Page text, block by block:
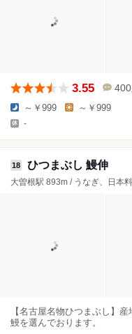
3.55 400
～￥999 ～￥999
-
18 ひつまぶし 鰻伸
大曽根駅 893m / うなぎ、日本
【名古屋名物ひつまぶし】
鰻を選んでおります。